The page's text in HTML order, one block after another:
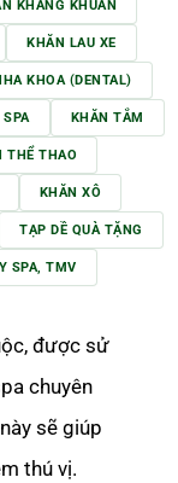
KHÁNG KHUẨN
KHĂN LAU XE
KHOA (DENTAL)
SPA KHĂN TẮM
THỂ THAO
KHĂN XÔ
TẠP DỀ QUÀ TẶNG
SPA, TMV
được sử
chuyên
sẽ giúp
thú vị.